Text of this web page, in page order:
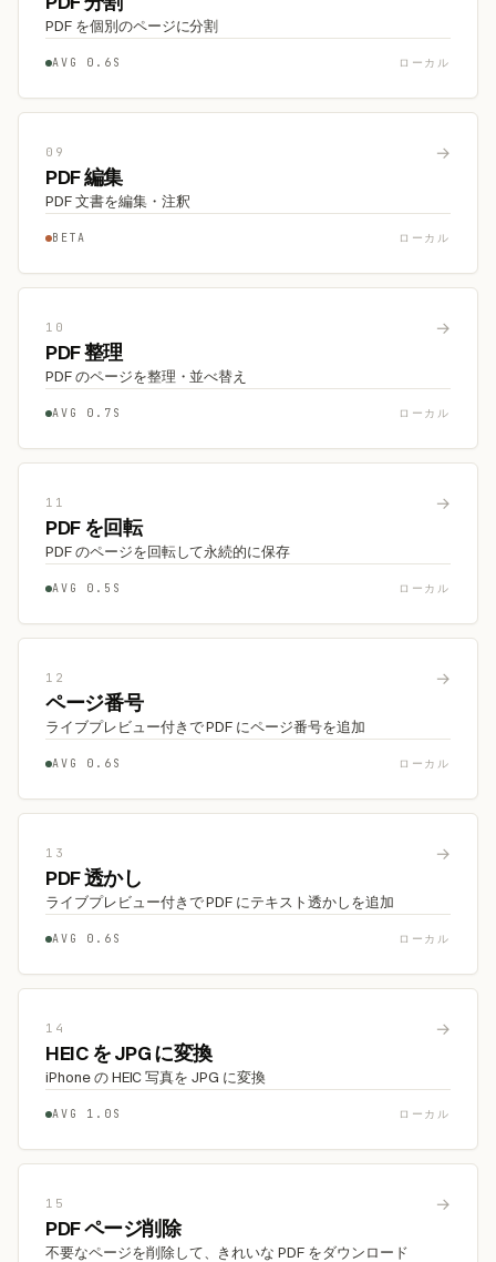
PDF を個別のページに分割
AVG 0.6S ローカル
09 →
PDF 編集
PDF 文書を編集・注釈
BETA ローカル
10 →
PDF 整理
PDF のページを整理・並べ替え
AVG 0.7S ローカル
11 →
PDF を回転
PDF のページを回転して永続的に保存
AVG 0.5S ローカル
12 →
ページ番号
ライブプレビュー付きで PDF にページ番号を追加
AVG 0.6S ローカル
13 →
PDF 透かし
ライブプレビュー付きで PDF にテキスト透かしを追加
AVG 0.6S ローカル
14 →
HEIC を JPG に変換
iPhone の HEIC 写真を JPG に変換
AVG 1.0S ローカル
15 →
PDF ページ削除
不要なページを削除して、きれいな PDF をダウンロード